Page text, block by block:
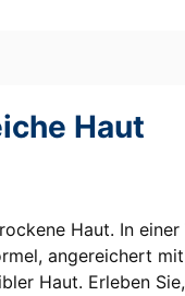
Haut
Haut. In einer
angereichert
Haut. Erleben